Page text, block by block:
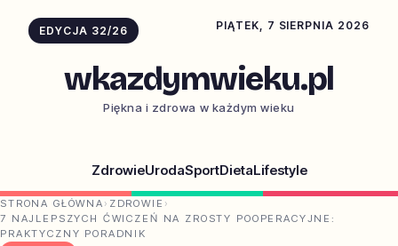
EDYCJA 32/26 PIĄTEK, 7 SIERPNIA 2026
wkazdymwieku.pl
Piękna i zdrowa w każdym wieku
ZdrowieUrodaSportDietaLifestyle
STRONA GŁÓWNA › ZDROWIE ›
7 NAJLEPSZYCH ĆWICZEŃ NA ZROSTY POOPERACYJNE:
PRAKTYCZNY PORADNIK